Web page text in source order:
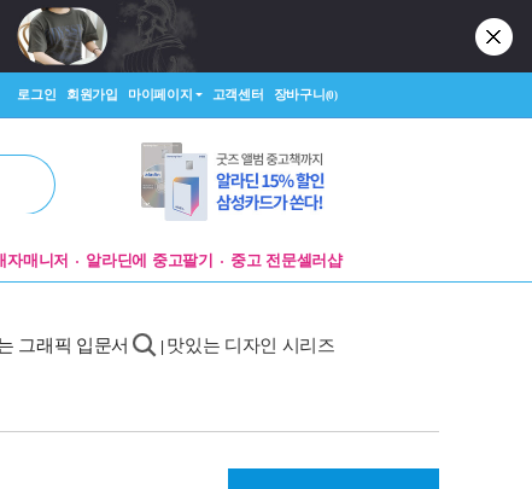
로그인 회원가입 마이페이지 고객센터 장바구니(0)
자매니저 알라딘에 중고팔기 중고 전문셀러샵
그래픽 입문서 맛있는 디자인 시리즈